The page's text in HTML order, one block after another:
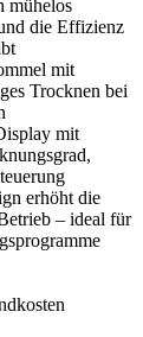
mühelos
die Effizienz
mit
Trocknen bei
mit
erhöht die
– ideal für